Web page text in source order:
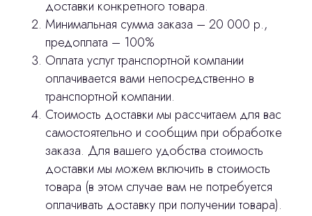
доставки конкретного товара.
Минимальная сумма заказа – 20 000 р.,
предоплата – 100%
Оплата услуг транспортной компании
оплачивается вами непосредственно в
транспортной компании.
Стоимость доставки мы рассчитаем для вас
самостоятельно и сообщим при обработке
заказа. Для вашего удобства стоимость
доставки мы можем включить в стоимость
товара (в этом случае вам не потребуется
оплачивать доставку при получении товара).